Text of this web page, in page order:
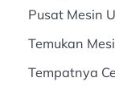
Pusat Mesin
Temukan
Tempatnya